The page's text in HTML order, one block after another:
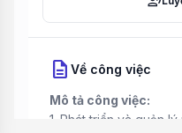
description Về công việc
Mô tả công việc:
1. Phát triển và quản